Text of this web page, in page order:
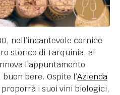
nell’incantevole cornice
storico di Tarquinia, al
l’appuntamento
bere. Ospite l’Azienda
i suoi vini biologici,